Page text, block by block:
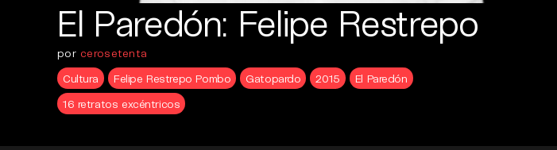
El Paredón: Felipe Restrepo
por cerosetenta
Cultura
Felipe Restrepo Pombo Gatopardo 2015
El Paredón
16 retratos excéntricos